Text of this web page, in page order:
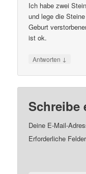
Ich habe zwei
und lege die
Geburt
ist ok.
Antworten ↓
Schreibe
Deine E-Mail-
Erforderliche